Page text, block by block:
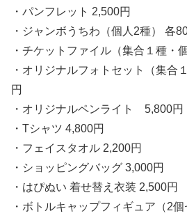
・パンフレット 2,500円
・ジャンボうちわ（個人2種） 各
・チケットファイル（集合１種・
・オリジナルフォトセット（集合
円
・オリジナルペンライト 5,800円
・Tシャツ 4,800円
・フェイスタオル 2,200円
・ショッピングバッグ 3,000円
・はぴぬい 着せ替え衣装 2,500円
・ボトルキャップフィギュア（2